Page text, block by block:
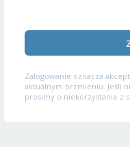
Zalogowanie oznacza
aktualnym brzmieniu. Jeśli
prosimy o niekorzystanie z